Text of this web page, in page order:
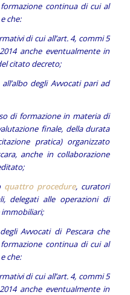
continua di cui al
che:
di cui all’art. 4, commi 5
anche eventualmente in
citato decreto;
degli Avvocati pari ad
di formazione in materia di
finale, della durata
pratica) organizzato
anche in collaborazione
quattro procedure, curatori
delegati alle operazioni di
Avvocati di Pescara che
continua di cui al
che:
di cui all’art. 4, commi 5
anche eventualmente in